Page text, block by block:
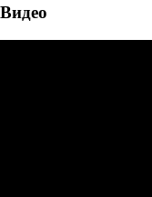
Видео